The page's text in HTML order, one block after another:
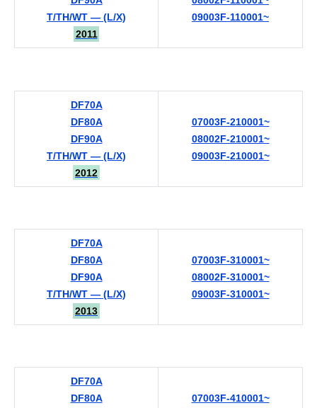
T/TH/WT — (L/X)
2011
09003F-110001~
DF70A
DF80A
DF90A
T/TH/WT — (L/X)
2012
07003F-210001~
08002F-210001~
09003F-210001~
DF70A
DF80A
DF90A
T/TH/WT — (L/X)
2013
07003F-310001~
08002F-310001~
09003F-310001~
DF70A
DF80A
07003F-410001~